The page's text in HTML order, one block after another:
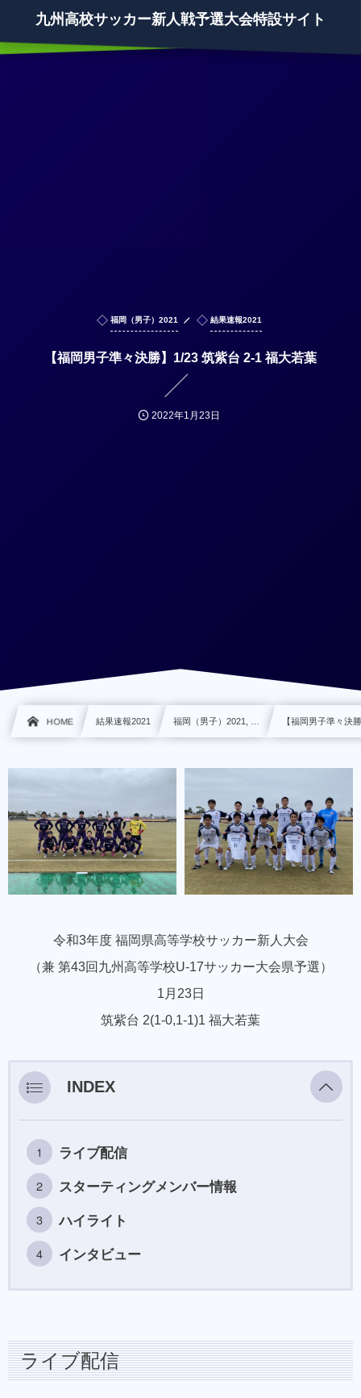
九州高校サッカー新人戦予選大会特設サイト
福岡（男子）2021 結果速報2021
【福岡男子準々決勝】1/23 筑紫台 2-1 福大若葉
2022年1月23日
HOME 結果速報2021 福岡（男子）2021, … 【福岡男子準々決
令和3年度 福岡県高等学校サッカー新人大会
（兼 第43回九州高等学校U-17サッカー大会県予選）
1月23日
筑紫台 2(1-0,1-1)1 福大若葉
INDEX
ライブ配信
スターティングメンバー情報
ハイライト
インタビュー
ライブ配信